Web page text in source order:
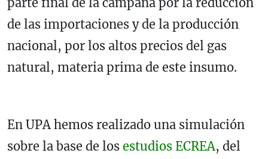
de las importaciones y de la producción
nacional, por los altos precios del gas
natural, materia prima de este insumo.
En UPA hemos realizado una simulación
sobre la base de los estudios ECREA, del